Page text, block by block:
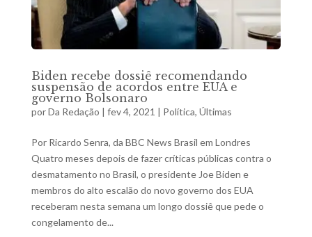
Biden recebe dossiê recomendando
suspensão de acordos entre EUA e
governo Bolsonaro
porDa Redação | fev 4, 2021 | Política, Últimas
Por Ricardo Senra, da BBC News Brasil em Londres
Quatro meses depois de fazer críticas públicas contra o
desmatamento no Brasil, o presidente Joe Biden e
membros do alto escalão do novo governo dos EUA
receberam nesta semana um longo dossiê que pede o
congelamento de...